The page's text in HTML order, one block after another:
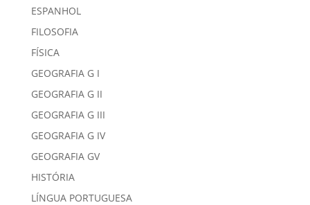
ESPANHOL
FILOSOFIA
FÍSICA
GEOGRAFIA G I
GEOGRAFIA G II
GEOGRAFIA G III
GEOGRAFIA G IV
GEOGRAFIA GV
HISTÓRIA
LÍNGUA PORTUGUESA